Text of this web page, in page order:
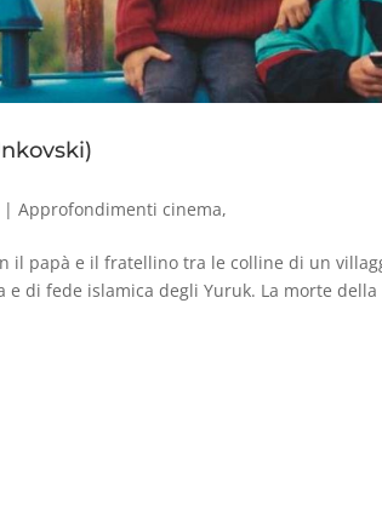
|Approfondimenti cinema,
il papà e il fratellino tra le colline di un
di fede islamica degli Yuruk. La morte